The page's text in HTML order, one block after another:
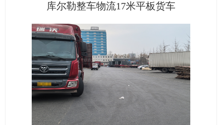
库尔勒整车物流17米平板货车